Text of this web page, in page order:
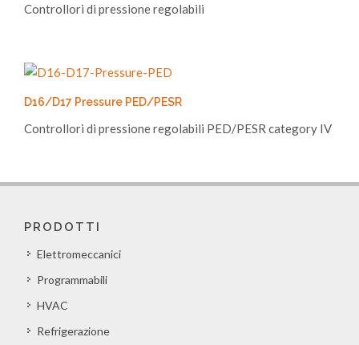
Controllori di pressione regolabili
D16/D17 Pressure PED/PESR
Controllori di pressione regolabili PED/PESR category IV
PRODOTTI
Elettromeccanici
Programmabili
HVAC
Refrigerazione